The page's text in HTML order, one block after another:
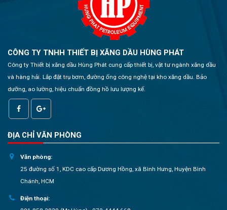
CÔNG TY TNHH THIẾT BỊ XĂNG DẦU HÙNG PHÁT
Công ty Thiết bị xăng dầu Hùng Phát cung cấp thiết bị, vật tư ngành xăng dầu
và hàng hải. Lắp đặt trụ bơm, đường ống công nghệ tại kho xăng dầu. Bảo
dưỡng, ao lường, hiệu chuẩn đồng hồ lưu lượng kế.
ĐỊA CHỈ VĂN PHÒNG
Văn phòng:
25 đường số 1, KDC cao cấp Dương Hồng, xã Bình Hưng, Huyện Bình
Chánh, HCM
Điện thoại: